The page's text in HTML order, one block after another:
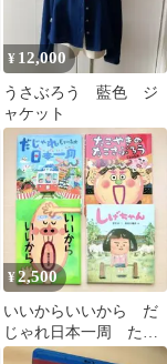
¥ 12,000
うさぶろう 藍色 ジ
ャケット
¥2,500
いいからいいから だ
じゃれ日本一周 たこ
やきのたこさぶろう